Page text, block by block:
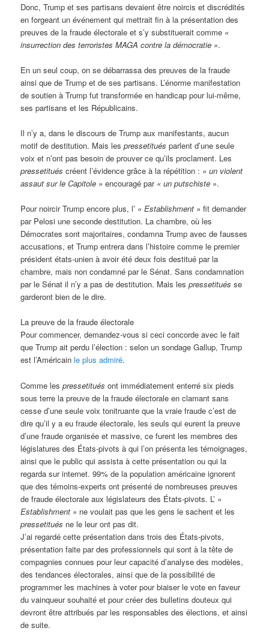
Donc, Trump et ses partisans devaient être noircis et discrédités
en forgeant un événement qui mettrait fin à la présentation des
preuves de la fraude électorale et s’y substituerait comme «
insurrection des terroristes MAGA contre la démocratie ».
En un seul coup, on se débarrassa des preuves de la fraude
ainsi que de Trump et de ses partisans. L’énorme manifestation
de soutien à Trump fut transformée en handicap pour lui-même,
ses partisans et les Républicains.
Il n’y a, dans le discours de Trump aux manifestants, aucun
motif de destitution. Mais lespressetitués parlent d’une seule
voix et n’ont pas besoin de prouver ce qu’ils proclament. Les
pressetitués créent l’évidence grâce à la répétition : « un violent
assaut sur le Capitole » encouragé par « un putschiste ».
Pour noircir Trump encore plus, l’ « Establishment » fit demander
par Pelosi une seconde destitution. La chambre, où les
Démocrates sont majoritaires, condamna Trump avec de fausses
accusations, et Trump entrera dans l’histoire comme le premier
président états-unien à avoir été deux fois destitué par la
chambre, mais non condamné par le Sénat. Sans condamnation
par le Sénat il n’y a pas de destitution. Mais lespressetitués se
garderont bien de le dire.
La preuve de la fraude électorale
Pour commencer, demandez-vous si ceci concorde avec le fait
que Trump ait perdu l’élection : selon un sondage Gallup, Trump
est l’Américainle plus admiré.
Comme lespressetitués ont immédiatement enterré six pieds
sous terre la preuve de la fraude électorale en clamant sans
cesse d’une seule voix tonitruante que la vraie fraude c’est de
dire qu’il y a eu fraude électorale, les seuls qui eurent la preuve
d’une fraude organisée et massive, ce furent les membres des
législatures des États-pivots à qui l’on présenta les témoignages,
ainsi que le public qui assista à cette présentation ou qui la
regarda sur internet. 99% de la population américaine ignorent
que des témoins-experts ont présenté de nombreuses preuves
de fraude électorale aux législateurs des États-pivots. L’ «
Establishment » ne voulait pas que les gens le sachent et les
pressetitués ne le leur ont pas dit.
J’ai regardé cette présentation dans trois des États-pivots,
présentation faite par des professionnels qui sont à la tête de
compagnies connues pour leur capacité d’analyse des modèles,
des tendances électorales, ainsi que de la possibilité de
programmer les machines à voter pour biaiser le vote en faveur
du vainqueur souhaité et pour créer des bulletins douteux qui
devront être attribués par les responsables des élections, et ainsi
de suite.